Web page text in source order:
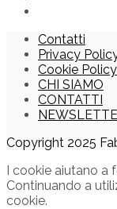
Contatti
Privacy
Cookie Policy
CHI SIAMO
CONTATTI
Copyright 2025
I cookie aiutano a
Continuando a
cookie.